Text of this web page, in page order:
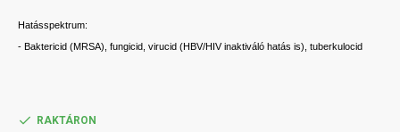
Hatásspektrum:
- Baktericid (MRSA), fungicid, virucid (HBV/HIV inaktiváló hatás is), tuberkulocid
RAKTÁRON